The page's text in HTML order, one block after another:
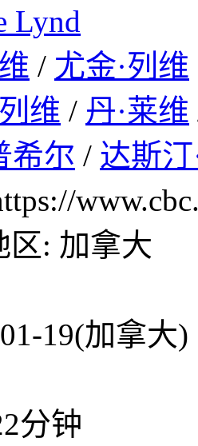
Lynd
/ 尤金·列维
维 / 丹·莱维
希尔 / 达斯
区: 加拿大
19(加拿大)
分钟